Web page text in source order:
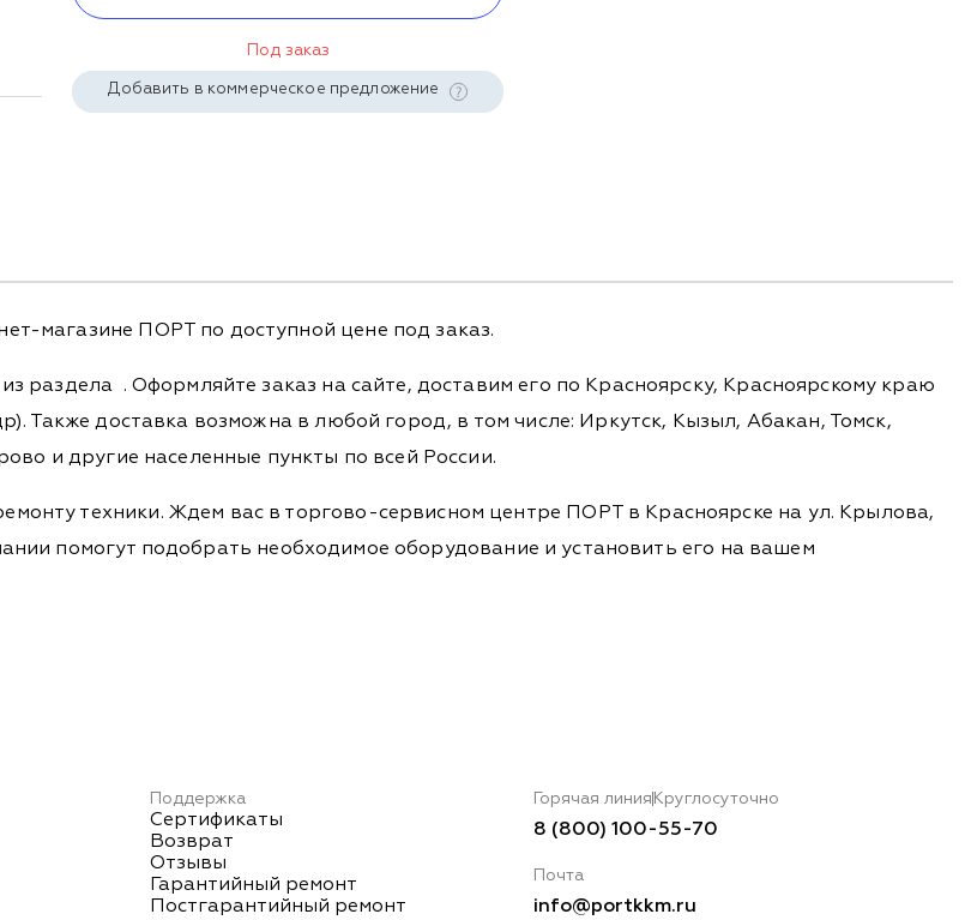
Под заказ
Добавить в коммерческое предложение
магазине ПОРТ по доступной цене под заказ.
раздела . Оформляйте заказ на сайте, доставим его по Красноярску, Красноярскому краю
Также доставка возможна в любой город, в том числе: Иркутск, Кызыл, Абакан, Томск,
и другие населенные пункты по всей России.
техники. Ждем вас в торгово-сервисном центре ПОРТ в Красноярске на ул. Крылова,
помогут подобрать необходимое оборудование и установить его на вашем
Поддержка
Сертификаты
Возврат
Отзывы
Гарантийный ремонт
Постгарантийный ремонт
Горячая линия Круглосуточно
8 (800) 100-55-70
Почта
info@portkkm.ru